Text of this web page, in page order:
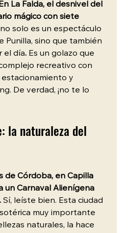
La Falda, el desnivel del
mágico con siete
solo es un espectáculo
Punilla, sino que también
el día. Es un golazo que
recreativo con
y
De verdad, ¡no te lo
la naturaleza del
de Córdoba, en Capilla
un Carnaval Alienígena
Sí, leíste bien. Esta ciudad
muy importante
naturales, la hace